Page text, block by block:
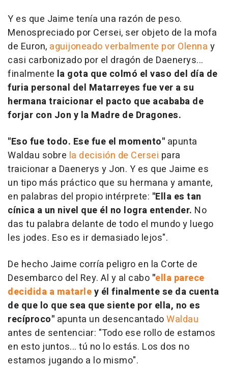
Y es que Jaime tenía una razón de peso.
Menospreciado por Cersei, ser objeto de la mofa
de Euron, aguijoneado verbalmente por Olenna y
casi carbonizado por el dragón de Daenerys...
finalmente la gota que colmó el vaso del día de
furia personal del Matarreyes fue ver a su
hermana traicionar el pacto que acababa de
forjar con Jon y la Madre de Dragones.
"Eso fue todo. Ese fue el momento" apunta
Waldau sobre la decisión de Cersei para
traicionar a Daenerys y Jon. Y es que Jaime es
un tipo más práctico que su hermana y amante,
en palabras del propio intérprete: "Ella es tan
cínica a un nivel que él no logra entender. No
das tu palabra delante de todo el mundo y luego
les jodes. Eso es ir demasiado lejos".
De hecho Jaime corría peligro en la Corte de
Desembarco del Rey. Al y al cabo "ella parece
decidida a matarley él finalmente se da cuenta
de que lo que sea que siente por ella, no es
recíproco" apunta un desencantadoWaldau
antes de sentenciar: "Todo ese rollo de estamos
en esto juntos... tú no lo estás. Los dos no
estamos jugando a lo mismo".